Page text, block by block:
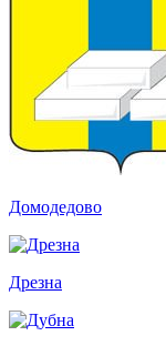
Домодедово
Дрезна